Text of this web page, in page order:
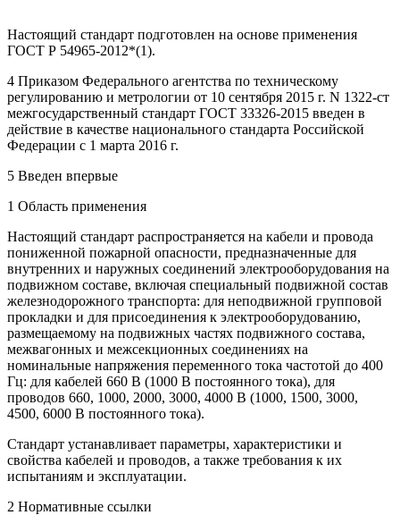
Настоящий стандарт подготовлен на основе применения
ГОСТ Р 54965-2012*(1).
4 Приказом Федерального агентства по техническому
регулированию и метрологии от 10 сентября 2015 г. N 1322-ст
межгосударственный стандарт ГОСТ 33326-2015 введен в
действие в качестве национального стандарта Российской
Федерации с 1 марта 2016 г.
5 Введен впервые
1 Область применения
Настоящий стандарт распространяется на кабели и провода
пониженной пожарной опасности, предназначенные для
внутренних и наружных соединений электрооборудования на
подвижном составе, включая специальный подвижной состав
железнодорожного транспорта: для неподвижной групповой
прокладки и для присоединения к электрооборудованию,
размещаемому на подвижных частях подвижного состава,
межвагонных и межсекционных соединениях на
номинальные напряжения переменного тока частотой до 400
Гц: для кабелей 660 В (1000 В постоянного тока), для
проводов 660, 1000, 2000, 3000, 4000 В (1000, 1500, 3000,
4500, 6000 В постоянного тока).
Стандарт устанавливает параметры, характеристики и
свойства кабелей и проводов, а также требования к их
испытаниям и эксплуатации.
2 Нормативные ссылки